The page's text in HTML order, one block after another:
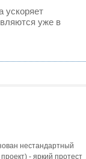
ускоряет
уже в
нестандартный
- яркий протест